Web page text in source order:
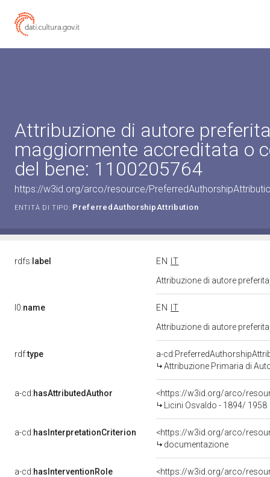
Attribuzione di autore
maggiormente accreditata o
del bene: 1100205764
https://w3id.org/arco/resource/
ENTITÀ DI TIPO: PreferredAuthorshipAttribution
rdfs: label EN
IT
Attribuzione di autore
l0:name EN
IT
Attribuzione di autore
rdf:type
a-
Attribuzione Primaria di
a-cd:hasAttributedAuthor
<https://w3id.org/arco/
Licini Osvaldo - 1894/ 1958
a-cd:hasInterpretationCriterion
<https://w3id.org/arco/
documentazione
a-cd:hasInterventionRole
<https://w3id.org/arco/